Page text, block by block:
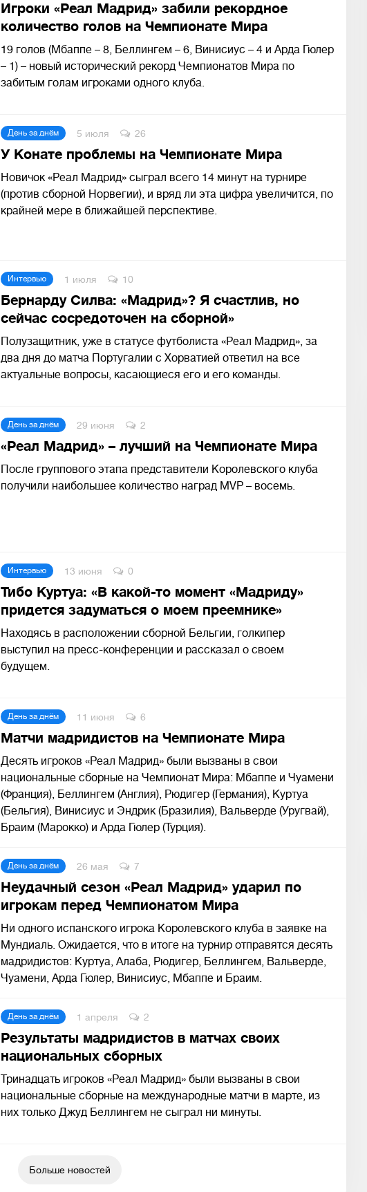
Игроки «Реал Мадрид» забили рекордное
количество голов на Чемпионате Мира
19 голов (Мбаппе – 8, Беллингем – 6, Винисиус – 4 и Арда Гюлер
– 1) – новый исторический рекорд Чемпионатов Мира по
забитым голам игроками одного клуба.
День за днём 5 июля 26
У Конате проблемы на Чемпионате Мира
Новичок «Реал Мадрид» сыграл всего 14 минут на турнире
(против сборной Норвегии), и вряд ли эта цифра увеличится, по
крайней мере в ближайшей перспективе.
Интервью 1 июля 10
Бернарду Силва: «Мадрид»? Я счастлив, но
сейчас сосредоточен на сборной»
Полузащитник, уже в статусе футболиста «Реал Мадрид», за
два дня до матча Португалии с Хорватией ответил на все
актуальные вопросы, касающиеся его и его команды.
День за днём 29 июня 2
«Реал Мадрид» – лучший на Чемпионате Мира
После группового этапа представители Королевского клуба
получили наибольшее количество наград MVP – восемь.
Интервью 13 июня 0
Тибо Куртуа: «В какой-то момент «Мадриду»
придется задуматься о моем преемнике»
Находясь в расположении сборной Бельгии, голкипер
выступил на пресс-конференции и рассказал о своем
будущем.
День за днём 11 июня 6
Матчи мадридистов на Чемпионате Мира
Десять игроков «Реал Мадрид» были вызваны в свои
национальные сборные на Чемпионат Мира: Мбаппе и Чуамени
(Франция), Беллингем (Англия), Рюдигер (Германия), Куртуа
(Бельгия), Винисиус и Эндрик (Бразилия), Вальверде (Уругвай),
Браим (Марокко) и Арда Гюлер (Турция).
День за днём 26 мая 7
Неудачный сезон «Реал Мадрид» ударил по
игрокам перед Чемпионатом Мира
Ни одного испанского игрока Королевского клуба в заявке на
Мундиаль. Ожидается, что в итоге на турнир отправятся десять
мадридистов: Куртуа, Алаба, Рюдигер, Беллингем, Вальверде,
Чуамени, Арда Гюлер, Винисиус, Мбаппе и Браим.
День за днём 1 апреля 2
Результаты мадридистов в матчах своих
национальных сборных
Тринадцать игроков «Реал Мадрид» были вызваны в свои
национальные сборные на международные матчи в марте, из
них только Джуд Беллингем не сыграл ни минуты.
Больше новостей